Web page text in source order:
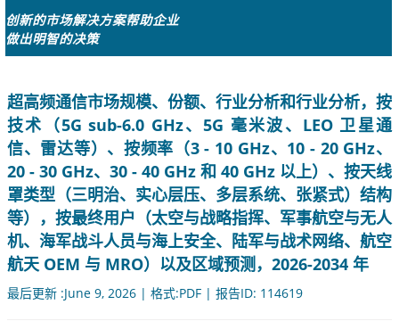
创新的市场解决方案帮助企业
做出明智的决策
超高频通信市场规模、份额、行业分析和行业分析，按
技术（5G sub-6.0 GHz、5G 毫米波、LEO 卫星通
信、雷达等）、按频率（3 - 10 GHz、10 - 20 GHz、
20 - 30 GHz、30 - 40 GHz 和 40 GHz 以上）、按天线
罩类型（三明治、实心层压、多层系统、张紧式）结构
等），按最终用户（太空与战略指挥、军事航空与无人
机、海军战斗人员与海上安全、陆军与战术网络、航空
航天 OEM 与 MRO）以及区域预测，2026-2034 年
最后更新 :June 9, 2026 | 格式:PDF | 报告ID: 114619